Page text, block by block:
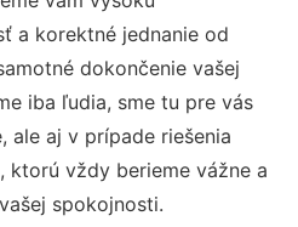
a korektné jednanie od
dokončenie vašej
iba ľudia, sme tu pre vás
ale aj v prípade riešenia
ktorú vždy berieme vážne a
spokojnosti.